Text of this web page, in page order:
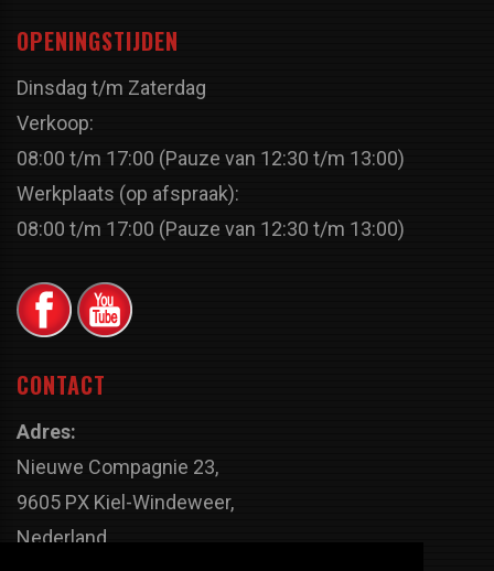
OPENINGSTIJDEN
Dinsdag t/m Zaterdag
Verkoop:
08:00 t/m 17:00 (Pauze van 12:30 t/m 13:00)
Werkplaats (op afspraak):
08:00 t/m 17:00 (Pauze van 12:30 t/m 13:00)
CONTACT
Adres:
Nieuwe Compagnie 23,
9605 PX Kiel-Windeweer,
Nederland